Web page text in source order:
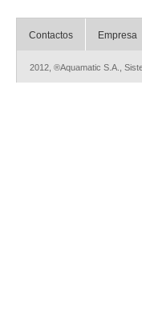
Contactos Empresa
2012, ®Aquamatic S.A.,